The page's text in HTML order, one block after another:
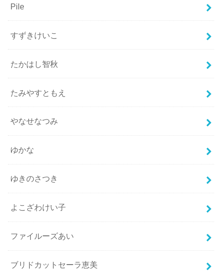
Pile
すずきけいこ
たかはし智秋
たみやすともえ
やなせなつみ
ゆかな
ゆきのさつき
よこざわけい子
ファイルーズあい
ブリドカットセーラ恵美